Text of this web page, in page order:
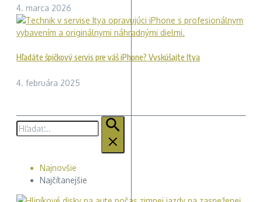
4. marca 2026
Hľadáte špičkový servis pre váš iPhone? Vyskúšajte Itya
4. februára 2025
Hľadať:
Najnovšie
Najčítanejšie